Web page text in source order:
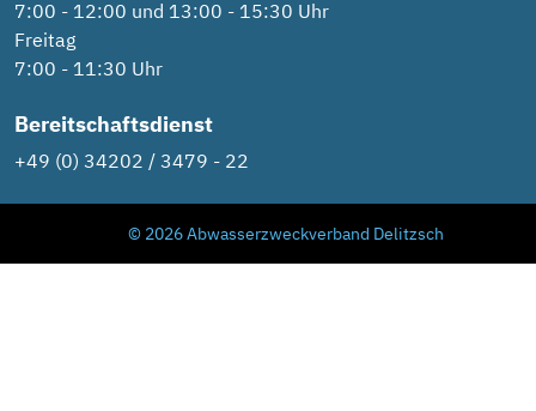
7:00 - 12:00 und 13:00 - 15:30 Uhr
Freitag
7:00 - 11:30 Uhr
Bereitschaftsdienst
+49 (0) 34202 / 3479 - 22
© 2026 Abwasserzweckverband Delitzsch